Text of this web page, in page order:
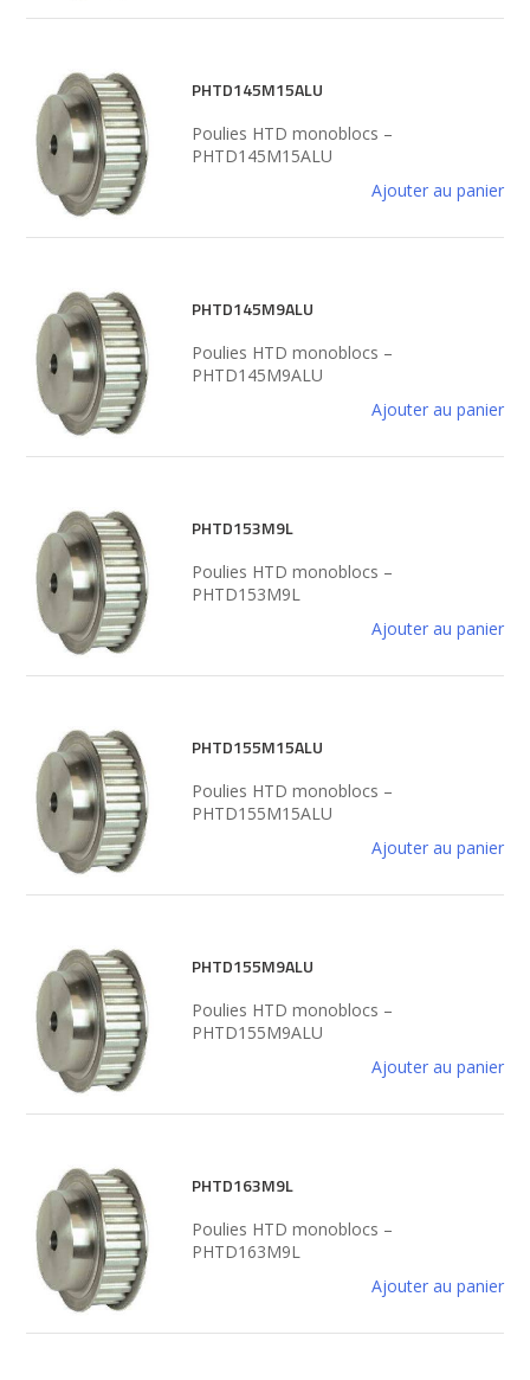
PHTD145M15ALU
Poulies HTD monoblocs –
PHTD145M15ALU
Ajouter au panier
PHTD145M9ALU
Poulies HTD monoblocs –
PHTD145M9ALU
Ajouter au panier
PHTD153M9L
Poulies HTD monoblocs –
PHTD153M9L
Ajouter au panier
PHTD155M15ALU
Poulies HTD monoblocs –
PHTD155M15ALU
Ajouter au panier
PHTD155M9ALU
Poulies HTD monoblocs –
PHTD155M9ALU
Ajouter au panier
PHTD163M9L
Poulies HTD monoblocs –
PHTD163M9L
Ajouter au panier